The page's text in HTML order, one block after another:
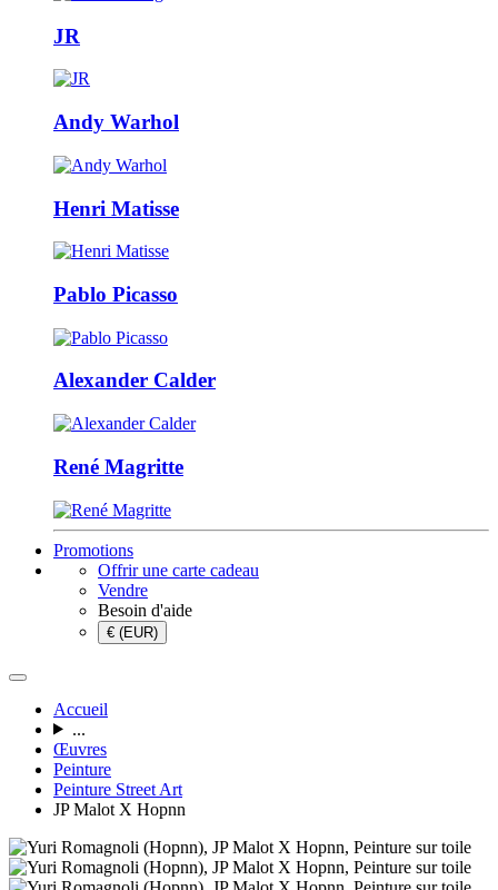
JR
Andy Warhol
Henri Matisse
Pablo Picasso
Alexander Calder
René Magritte
Promotions
Offrir une carte cadeau
Vendre
Besoin d'aide
€ (EUR)
Accueil
...
Œuvres
Peinture
Peinture Street Art
JP Malot X Hopnn